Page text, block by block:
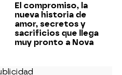
El compromiso, la
nueva historia de
amor, secretos y
sacrificios que llega
muy pronto a Nova